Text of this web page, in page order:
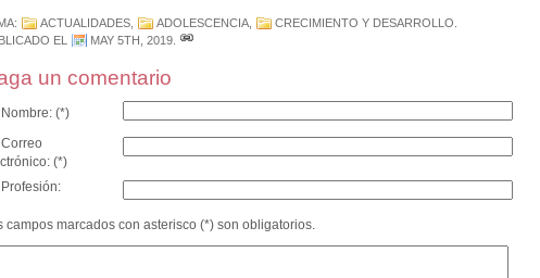
ACTUALIDADES, ADOLESCENCIA, CRECIMIENTO Y DESARROLLO
EL
MAY 5TH, 2019.
un comentario
Nombre: (*)
Correo
(*)
Profesión:
campos marcados con asterisco (*) son obligatorios.